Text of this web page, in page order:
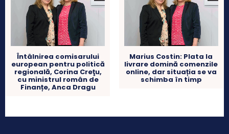
Întâlnirea comisarului
european pentru politică
regională, Corina Creţu,
cu ministrul român de
Finanțe, Anca Dragu
Marius Costin: Plata la
livrare domină comenzile
online, dar situația se va
schimba în timp